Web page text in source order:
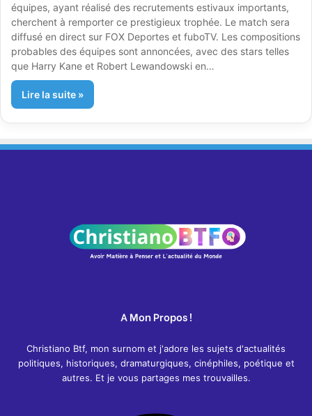
équipes, ayant réalisé des recrutements estivaux importants,
cherchent à remporter ce prestigieux trophée. Le match sera
diffusé en direct sur FOX Deportes et fuboTV. Les compositions
probables des équipes sont annoncées, avec des stars telles
que Harry Kane et Robert Lewandowski en…
Lire la suite »
A Mon Propos !
Christiano Btf, mon surnom et j'adore les sujets d'actualités
politiques, historiques, dramaturgiques, cinéphiles, poétique et
autres. Et je vous partages mes trouvailles.